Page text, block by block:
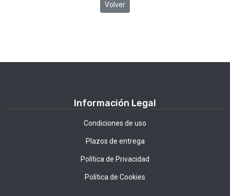
Volver
Información Legal
Condiciones de uso
Plazos de entrega
Política de Privacidad
Política de Cookies